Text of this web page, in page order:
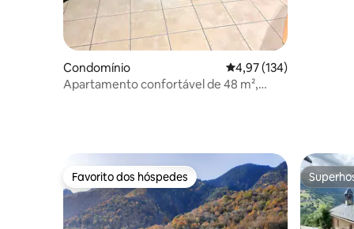
Condomínio Classificação média de
4,97 (134)
Apartamento confortável de 48 m²,
Favorito dos hóspedes
Favorito dos hóspedes